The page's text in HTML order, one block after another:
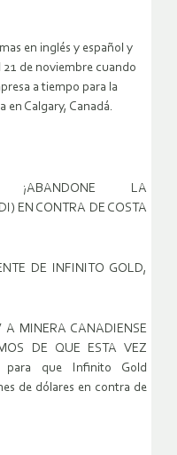
en inglés y español y
21 de noviembre cuando
a tiempo para la
en Calgary, Canadá.
¡ABANDONE LA
EN CONTRA DE COSTA
DE INFINITO GOLD,
A MINERA CANADIENSE
DE QUE ESTA VEZ
para que Infinito Gold
de dólares en contra de